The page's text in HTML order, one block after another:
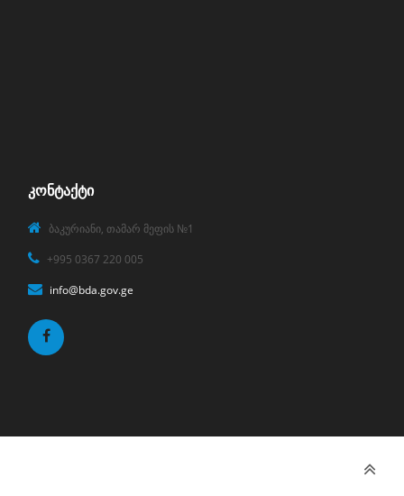
ᲙᲝᲜᲢᲐᲥᲢᲘ
ბაკურიანი, თამარ მეფის №1
+995 0367 220 005
info@bda.gov.ge